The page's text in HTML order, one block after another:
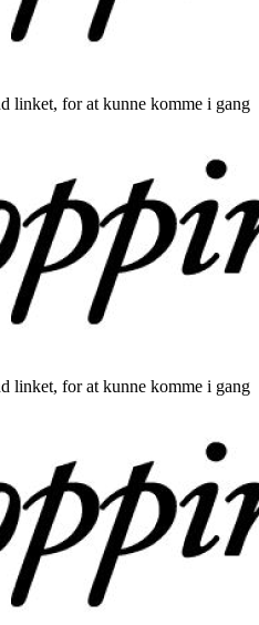
linket, for at kunne komme i gang
linket, for at kunne komme i gang